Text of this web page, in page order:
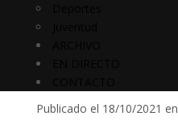
Publicado el 18/10/2021 en